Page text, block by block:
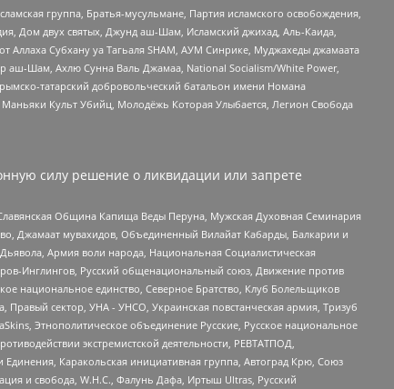
группа, Братья-мусульмане, Партия исламского освобождения,
Дом двух святых, Джунд аш-Шам, Исламский джихад, Аль-Каида,
Субхану уа Тагьаля SHAM, АУМ Синрике, Муджахеды джамаата
аш-Шам, Ахлю Сунна Валь Джамаа, National Socialism/White Power,
татарский добровольческий батальон имени Номана
Культ Убийц, Молодёжь Которая Улыбается, Легион Свобода
силу решение о ликвидации или запрете
Община Капища Веды Перуна, Мужская Духовная Семинария
Джамаат мувахидов, Объединенный Вилайат Кабарды, Балкарии и
Армия воли народа, Национальная Социалистическая
Инглингов, Русский общенациональный союз, Движение против
национальное единство, Северное Братство, Клуб Болельщиков
сектор, УНА - УНСО, Украинская повстанческая армия, Тризуб
Этнополитическое объединение Русские, Русское национальное
экстремистской деятельности, РЕВТАТПОД,
Каракольская инициативная группа, Автоград Крю, Союз
и свобода, W.H.С., Фалунь Дафа, Иртыш Ultras, Русский